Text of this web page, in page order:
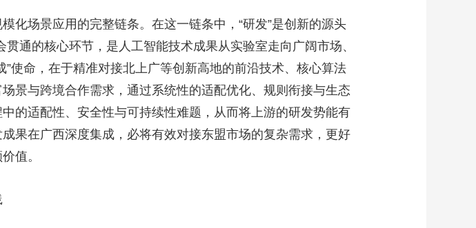
化场景应用的完整链条。在这一链条中，“研发”是创新的源头
通的核心环节，是人工智能技术成果从实验室走向广阔市场、
使命，在于精准对接北上广等创新高地的前沿技术、核心算法
景与跨境合作需求，通过系统性的适配优化、规则衔接与生态
的适配性、安全性与可持续性难题，从而将上游的研发势能有
果在广西深度集成，必将有效对接东盟市场的复杂需求，更好
值。